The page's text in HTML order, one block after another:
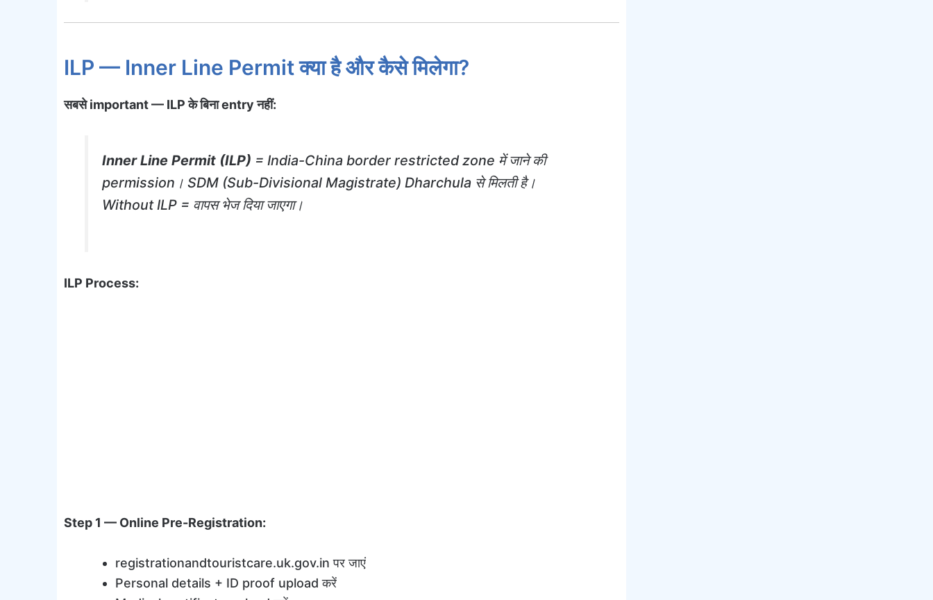
ILP — Inner Line Permit क्या है और कैसे मिलेगा?
सबसे important — ILP के बिना entry नहीं:
Inner Line Permit (ILP) = India-China border restricted zone में जाने की
permission। SDM (Sub-Divisional Magistrate) Dharchula से मिलती है।
Without ILP = वापस भेज दिया जाएगा।
ILP Process:
Step 1 — Online Pre-Registration:
registrationandtouristcare.uk.gov.in पर जाएं
Personal details + ID proof upload करें